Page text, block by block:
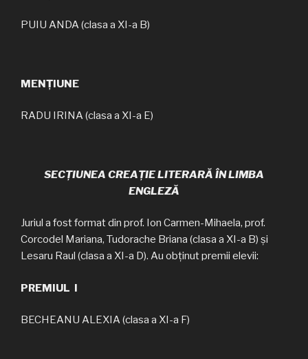
PUIU ANDA (clasa a XI-a B)
MENȚIUNE
RADU IRINA (clasa a XI-a E)
SECȚIUNEA CREAȚIE LITERARĂ ÎN LIMBA
ENGLEZĂ
Juriul a fost format din prof. Ion Carmen-Mihaela, prof.
Corcodel Mariana, Tudorache Briana (clasa a XI-a B) și
Lesaru Raul (clasa a XI-a D). Au obținut premii elevii:
PREMIUL I
BECHEANU ALEXIA (clasa a XI-a F)